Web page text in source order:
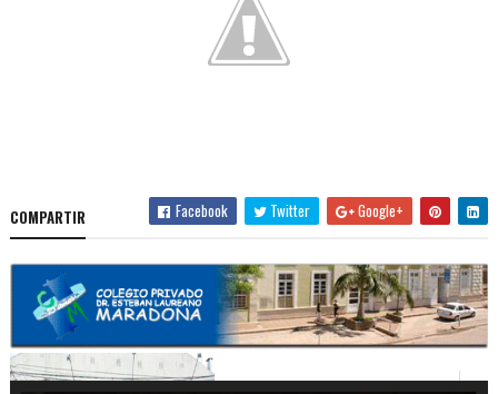
COMPARTIR Facebook Twitter Google+